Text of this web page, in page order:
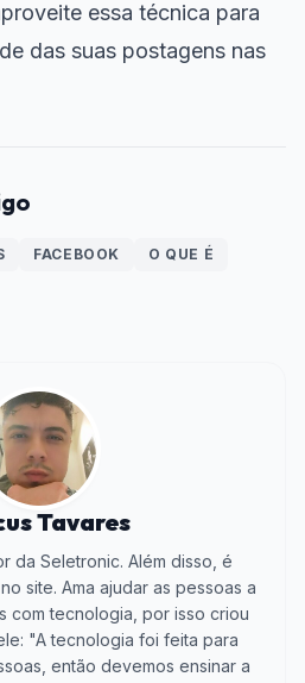
essa técnica para
das suas postagens nas
FACEBOOK
O QUE É
Tavares
da Seletronic. Além disso, é
site. Ama ajudar as pessoas a
com tecnologia, por isso criou
"A tecnologia foi feita para
então devemos ensinar a